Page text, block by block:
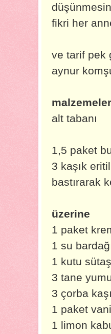
fikri her
ve tarif pek
aynur
malzemeler
alt tabanı
1,5 paket
3 kaşık
bastırarak
üzerine
1 paket
1 su
1 kutu
3 tane
3 çorba
1 paket
1 limon